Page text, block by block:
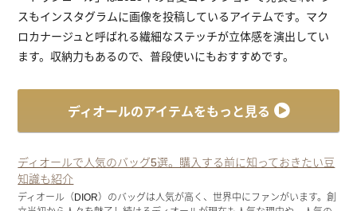
スもインスタグラムに画像を投稿しているアイテムです。マク
ロカナージュと呼ばれる繊細なステッチが立体感を演出してい
ます。収納力もあるので、普段使いにもおすすめです。
ディオールのアイテムをもっと見る
ディオールで人気のバッグ5選。購入する前に知っておきたい豆
知識も紹介
ディオール（DIOR）のバッグは人気が高く、世界中にファンがいます。創